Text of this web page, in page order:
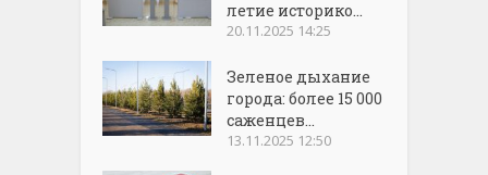
летие историко...
20.11.2025 14:25
Зеленое дыхание
города: более 15 000
саженцев...
13.11.2025 12:50